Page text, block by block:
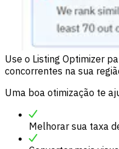
Use o Listing Optimizer
concorrentes na sua
Uma boa otimização te
Melhorar sua taxa